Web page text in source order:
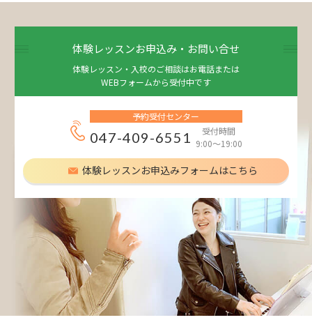
体験レッスンお申込み・お問い合せ
体験レッスン・入校のご相談はお電話または
WEBフォームから受付中です
予約受付センター
047-409-6551
受付時間
9:00～19:00
体験レッスンお申込みフォームはこちら